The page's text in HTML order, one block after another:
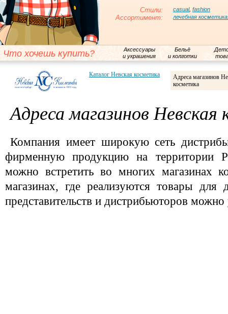
Стили: casual, fashion
Ассортимент: лечебная косметика
Что хочешь купить?
Аксессуары
и украшения
Бельё
и колготки
Каталог Невская косметика
Адреса магазинов
косметика
Адреса магазинов Невская
Компания имеет широкую сеть
фирменную продукцию на территории
можно встретить во многих магазинах
магазинах, где реализуются товары для
представительств и дистрибьюторов